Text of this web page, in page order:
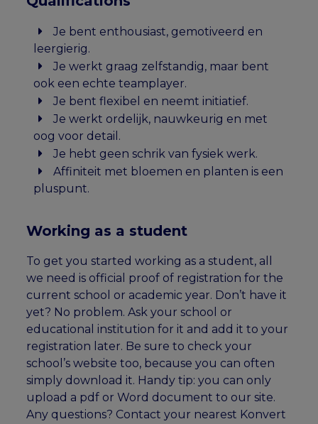
Je bent enthousiast, gemotiveerd en
leergierig.
Je werkt graag zelfstandig, maar bent
ook een echte teamplayer.
Je bent flexibel en neemt initiatief.
Je werkt ordelijk, nauwkeurig en met
oog voor detail.
Je hebt geen schrik van fysiek werk.
Affiniteit met bloemen en planten is een
pluspunt.
Working as a student
To get you started working as a student, all
we need is official proof of registration for the
current school or academic year. Don’t have it
yet? No problem. Ask your school or
educational institution for it and add it to your
registration later. Be sure to check your
school’s website too, because you can often
simply download it. Handy tip: you can only
upload a pdf or Word document to our site.
Any questions? Contact your nearest Konvert